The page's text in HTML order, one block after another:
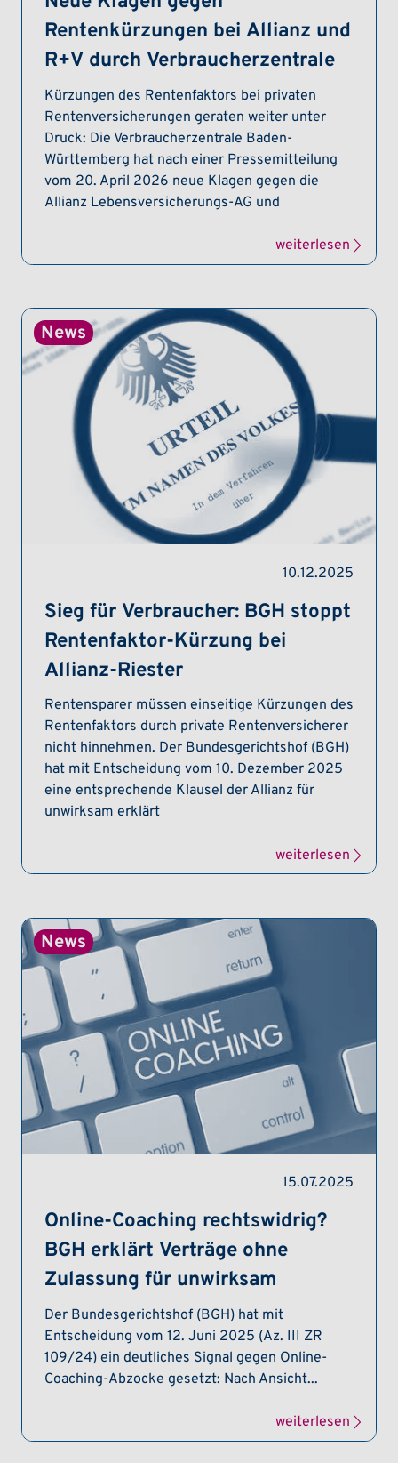
Rentenkürzungen bei Allianz und
R+V durch Verbraucherzentrale
Kürzungen des Rentenfaktors bei privaten
Rentenversicherungen geraten weiter unter
Druck: Die Verbraucherzentrale Baden-
Württemberg hat nach einer Pressemitteilung
vom 20. April 2026 neue Klagen gegen die
Allianz Lebensversicherungs-AG und
weiterlesen
10.12.2025
Sieg für Verbraucher: BGH stoppt
Rentenfaktor-Kürzung bei
Allianz-Riester
Rentensparer müssen einseitige Kürzungen des
Rentenfaktors durch private Rentenversicherer
nicht hinnehmen. Der Bundesgerichtshof (BGH)
hat mit Entscheidung vom 10. Dezember 2025
eine entsprechende Klausel der Allianz für
unwirksam erklärt
weiterlesen
15.07.2025
Online-Coaching rechtswidrig?
BGH erklärt Verträge ohne
Zulassung für unwirksam
Der Bundesgerichtshof (BGH) hat mit
Entscheidung vom 12. Juni 2025 (Az. III ZR
109/24) ein deutliches Signal gegen Online-
Coaching-Abzocke gesetzt: Nach Ansicht...
weiterlesen